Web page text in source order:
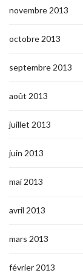
novembre 2013
octobre 2013
septembre 2013
août 2013
juillet 2013
juin 2013
mai 2013
avril 2013
mars 2013
février 2013